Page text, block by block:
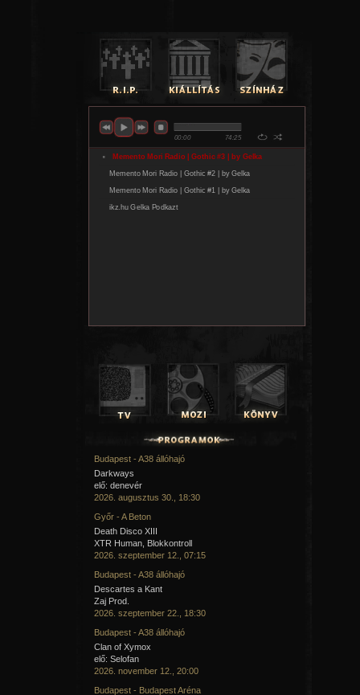
Budapest - A38 állóhajó
Darkways
elő: denevér
2026. augusztus 30., 18:30
Győr - A Beton
Death Disco XIII
XTR Human, Blokkontroll
2026. szeptember 12., 07:15
Budapest - A38 állóhajó
Descartes a Kant
Zaj Prod.
2026. szeptember 22., 18:30
Budapest - A38 állóhajó
Clan of Xymox
elő: Selofan
2026. november 12., 20:00
Budapest - Budapest Aréna